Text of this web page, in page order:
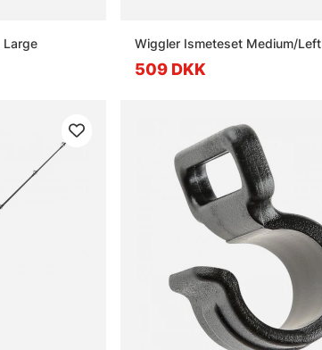
Large Wiggler Ismeteset Medium/Left
509 DKK